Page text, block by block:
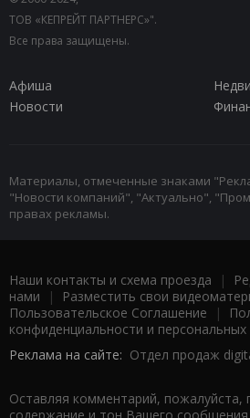
ТОВ «КЕПРЕЙТ ПАРТНЕРС»".
Все права защищены.
Афиша
Новости
Материалы, отмеченные знаками
"Новости компаний", "Актуально",
правах рекламы.
Наши контакты и схема проезда |
нами | Разместить свои
Пользовательское Соглашение |
конфиденциальности и
Реклама на сайте: Отдел продаж
Оставляя комментарий,